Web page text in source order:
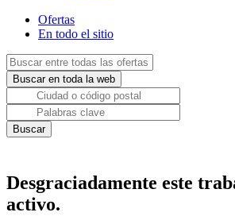
Ofertas
En todo el sitio
Desgraciadamente este
activo.